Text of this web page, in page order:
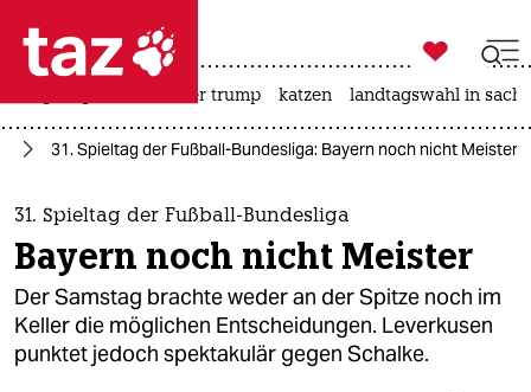
 taz zahl ich
taz zahl ich
themen
politik
öko
gesellschaft

taz zahl ich
usa unter trump katzen landtagswahl in
31. Spieltag der Fußball-Bundesliga: Bayern noch nicht Meister
31. Spieltag der Fußball-Bundesliga
Bayern noch nicht Meister
Der Samstag brachte weder an der Spitze noch im
Keller die möglichen Entscheidungen. Leverkusen
punktet jedoch spektakulär gegen Schalke.